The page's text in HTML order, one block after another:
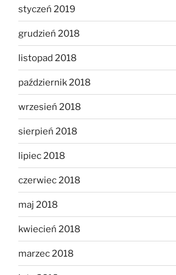
styczeń 2019
grudzień 2018
listopad 2018
październik 2018
wrzesień 2018
sierpień 2018
lipiec 2018
czerwiec 2018
maj 2018
kwiecień 2018
marzec 2018